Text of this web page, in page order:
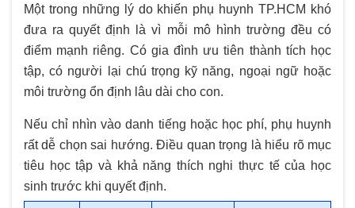
Một trong những lý do khiến phụ huynh TP.HCM khó
đưa ra quyết định là vì mỗi mô hình trường đều có
điểm mạnh riêng. Có gia đình ưu tiên thành tích học
tập, có người lại chú trọng kỹ năng, ngoại ngữ hoặc
môi trường ổn định lâu dài cho con.
Nếu chỉ nhìn vào danh tiếng hoặc học phí, phụ huynh
rất dễ chọn sai hướng. Điều quan trọng là hiểu rõ mục
tiêu học tập và khả năng thích nghi thực tế của học
sinh trước khi quyết định.